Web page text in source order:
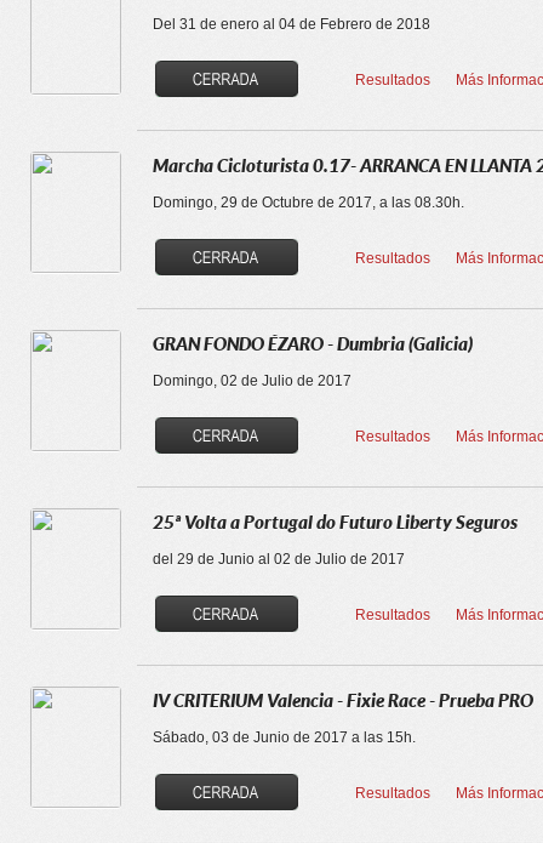
Del 31 de enero al 04 de Febrero de 2018
Resultados Más
Marcha Cicloturista 0.17- ARRANCA EN LLANTA
Domingo, 29 de Octubre de 2017, a las 08.30h.
Resultados Más
GRAN FONDO ÉZARO - Dumbria (Galicia)
Domingo, 02 de Julio de 2017
Resultados Más
25ª Volta a Portugal do Futuro Liberty Seguros
del 29 de Junio al 02 de Julio de 2017
Resultados Más
IV CRITERIUM Valencia - Fixie Race - Prueba PRO
Sábado, 03 de Junio de 2017 a las 15h.
Resultados Más